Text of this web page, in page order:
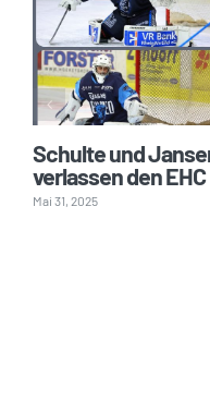
Schulte und
verlassen den EHC
Mai 31, 2025